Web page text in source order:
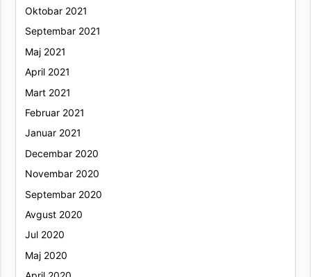
Oktobar 2021
Septembar 2021
Maj 2021
April 2021
Mart 2021
Februar 2021
Januar 2021
Decembar 2020
Novembar 2020
Septembar 2020
Avgust 2020
Jul 2020
Maj 2020